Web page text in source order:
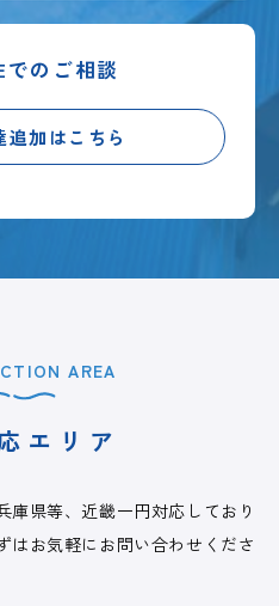
でのご相談
追加はこちら
AREA
エリア
庫県等、近畿一円対応しており
はお気軽にお問い合わせくださ